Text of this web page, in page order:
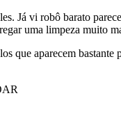
Já vi robô barato
uma limpeza muito
que aparecem